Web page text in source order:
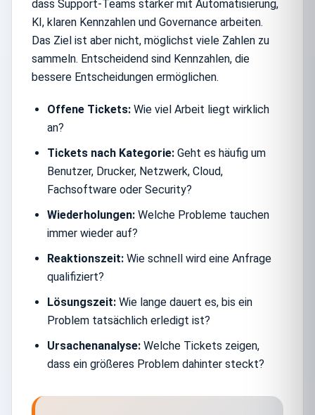
dass Support-Teams stärker mit Automatisierung,
KI, klaren Kennzahlen und Governance arbeiten.
Das Ziel ist aber nicht, möglichst viele Zahlen zu
sammeln. Entscheidend sind Kennzahlen, die
bessere Entscheidungen ermöglichen.
Offene Tickets: Wie viel Arbeit liegt wirklich
an?
Tickets nach Kategorie: Geht es häufig um
Benutzer, Drucker, Netzwerk, Cloud,
Fachsoftware oder Security?
Wiederholungen: Welche Probleme tauchen
immer wieder auf?
Reaktionszeit: Wie schnell wird eine Anfrage
qualifiziert?
Lösungszeit: Wie lange dauert es, bis ein
Problem tatsächlich erledigt ist?
Ursachenanalyse: Welche Tickets zeigen,
dass ein größeres Problem dahinter steckt?